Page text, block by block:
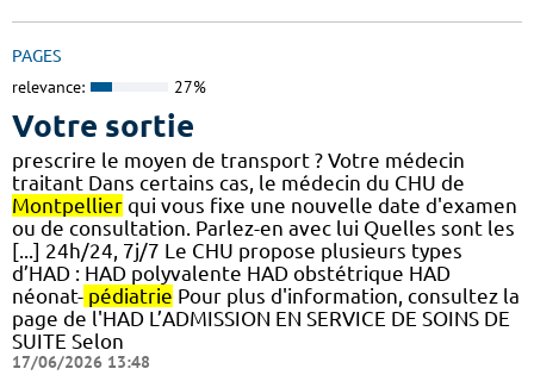
PAGES
relevance: 27%
Votre sortie
prescrire le moyen de transport ? Votre médecin
traitant Dans certains cas, le médecin du CHU de
Montpellier qui vous fixe une nouvelle date d'examen
ou de consultation. Parlez-en avec lui Quelles sont les
[...] 24h/24, 7j/7 Le CHU propose plusieurs types
d’HAD : HAD polyvalente HAD obstétrique HAD
néonat- pédiatrie Pour plus d'information, consultez la
page de l'HAD L’ADMISSION EN SERVICE DE SOINS DE
SUITE Selon
17/06/2026 13:48